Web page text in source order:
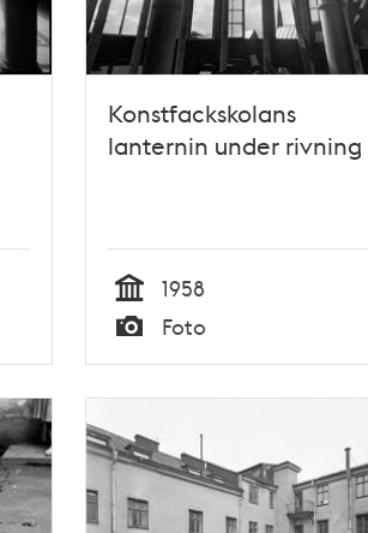
Konstfackskolans
lanternin under rivning
Tid
1958
Typ
Foto